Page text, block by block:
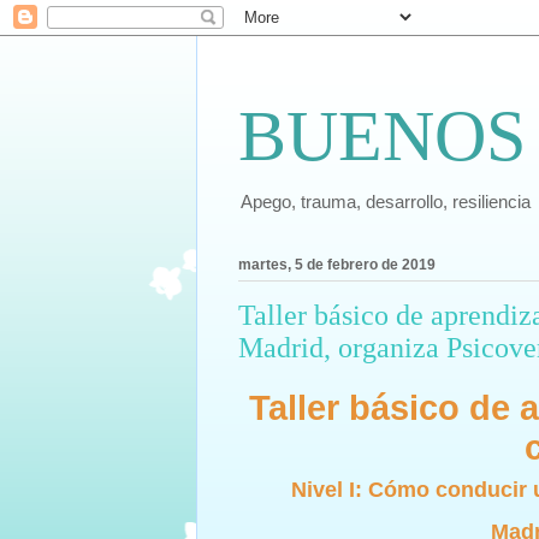
Apego, trauma, desarrollo, resiliencia
martes, 5 de febrero de 2019
Taller básico de
Madrid, organiza
Taller básico de
Nivel I: Cómo conducir